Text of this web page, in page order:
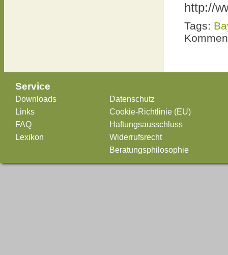
http://
Tags:
Service
Downloads
Links
FAQ
Lexikon
Datenschutz
Cookie-Richtlinie (EU)
Haftungsausschluss
Widerrufsrecht
Beratungsphilosophie